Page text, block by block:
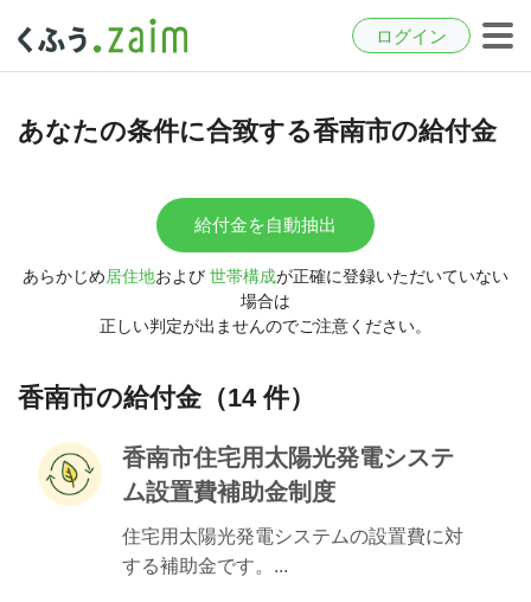
ログイン
あなたの条件に合致する香南市の給付金
給付金を自動抽出
あらかじめ居住地および 世帯構成が正確に登録いただいていない
場合は
正しい判定が出ませんのでご注意ください。
香南市の給付金（14 件）
香南市住宅用太陽光発電システ
ム設置費補助金制度
住宅用太陽光発電システムの設置費に対
する補助金です。...